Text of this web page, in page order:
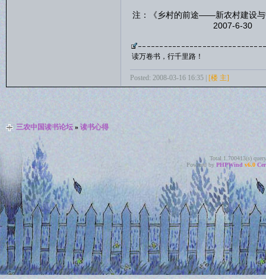
注：《乡村的前途——新农村
2007-6-30
读万卷书，行千里路！
Posted: 2008-03-16 16:35 | [楼 主]
三农中国读书论坛» 读书心得
Total 1.700413(s)
Powered by PHPWind v6.0